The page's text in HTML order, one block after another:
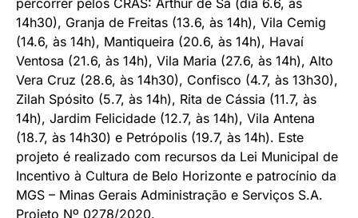
percorrer pelos CRAS: Arthur de Sá (dia 6.6, às
14h30), Granja de Freitas (13.6, às 14h), Vila Cemig
(14.6, às 14h), Mantiqueira (20.6, às 14h), Havaí
Ventosa (21.6, às 14h), Vila Maria (27.6, às 14h), Alto
Vera Cruz (28.6, às 14h30), Confisco (4.7, às 13h30),
Zilah Spósito (5.7, às 14h), Rita de Cássia (11.7, às
14h), Jardim Felicidade (12.7, às 14h), Vila Antena
(18.7, às 14h30) e Petrópolis (19.7, às 14h). Este
projeto é realizado com recursos da Lei Municipal de
Incentivo à Cultura de Belo Horizonte e patrocínio da
MGS – Minas Gerais Administração e Serviços S.A.
Projeto Nº 0278/2020.